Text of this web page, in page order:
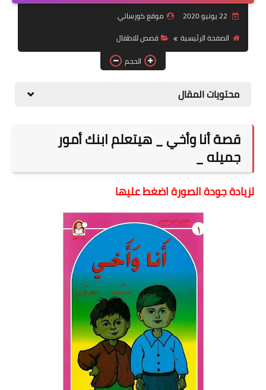
موضوعات
تربويات
تكنولوجيا
صحة
موقع كورساتي
الصفحة الرئيسية
قصص للاطفال
الحجم
محتويات المقال
قصة أنا وأخي _ هيتعلم ابنك أمور
جميله _
لزيادة جودة الصورة اضغط عليها